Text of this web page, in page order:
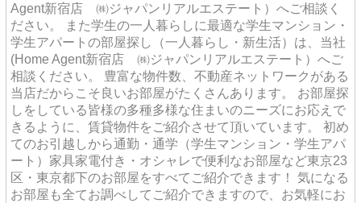
Agent新宿店 ㈱ジャパンリアルエステート）へご相談く
ださい。 また学生の一人暮らしに最適な学生マンション・
学生アパートの部屋探し（一人暮らし・新生活）は、当社
(Home Agent新宿店 ㈱ジャパンリアルエステート）へご
相談ください。 豊富な物件数、不動産ネットワークがある
当店だからこそ良いお部屋がたくさんあります。 お部屋探
しをしている皆様の多種多様な住まいのニーズにお応えで
きるように、賃貸物件をご紹介させて頂いています。 初め
てのお引越しから通勤・通学（学生マンション・学生アパ
ート）家具家電付き・オシャレで便利なお部屋など東京23
区・東京都下のお部屋をすべてご紹介できます！ 気になる
お部屋も全てお調べしてご紹介できますので、お気軽にお